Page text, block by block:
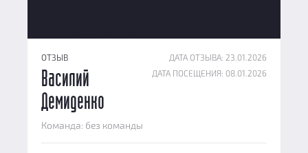
ОТЗЫВ
ДАТА ОТЗЫВА: 23.01.2026
ДАТА ПОСЕЩЕНИЯ: 08.01.2026
Василий
Демиденко
Команда: без команды